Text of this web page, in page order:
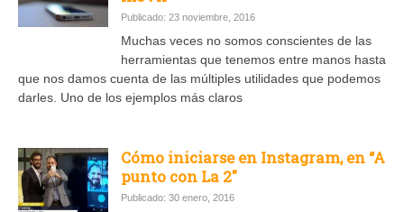
Publicado: 23 noviembre, 2016
Muchas veces no somos conscientes de las
herramientas que tenemos entre manos hasta
que nos damos cuenta de las múltiples utilidades que podemos
darles. Uno de los ejemplos más claros
Cómo iniciarse en Instagram, en “A
punto con La 2″
Publicado: 30 enero, 2016